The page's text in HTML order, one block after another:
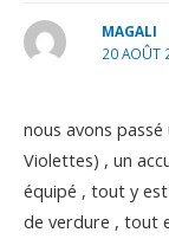
MAGALI
20 AOÛT
nous avons
Violettes) , un
équipé , tout y
de verdure , tout